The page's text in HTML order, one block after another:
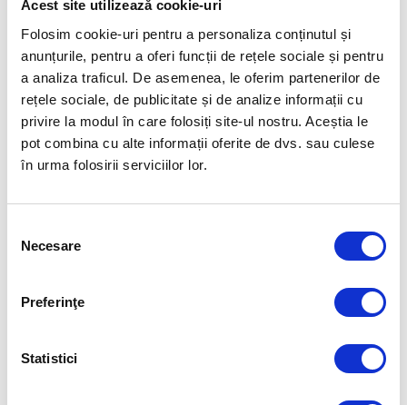
Acest site utilizează cookie-uri
Folosim cookie-uri pentru a personaliza conținutul și
anunțurile, pentru a oferi funcții de rețele sociale și pentru
a analiza traficul. De asemenea, le oferim partenerilor de
rețele sociale, de publicitate și de analize informații cu
privire la modul în care folosiți site-ul nostru. Aceștia le
pot combina cu alte informații oferite de dvs. sau culese
în urma folosirii serviciilor lor.
consimțământului
Necesare
Preferinţe
Statistici